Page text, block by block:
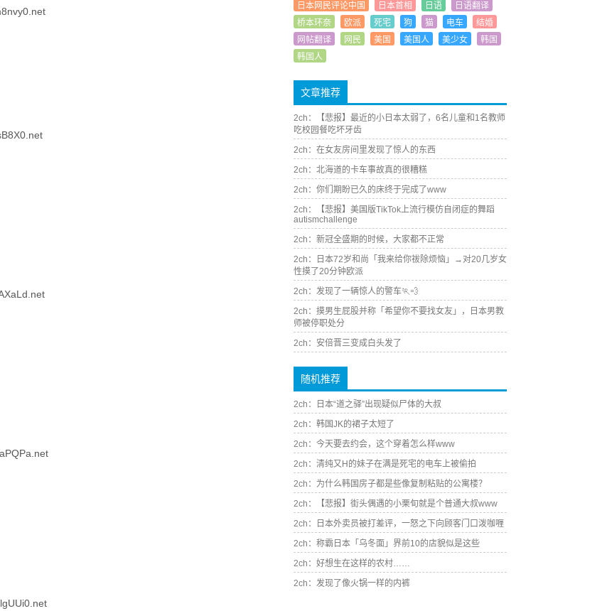
日本网民评论中国
日本首相 日语
日语翻译
桥本环奈
欧派 死宅 狗 猫 电车
结婚
网帖翻译
网民 美国 美国人 美少女
韩国
韩国人
文章推荐
2ch：【悲报】最近的小日本太弱了，6名儿童和1名教师
吃校园餐吃坏牙齿
2ch：在女友房间里发现了惊人的东西
2ch：北海道的卡车事故真的很糟糕
2ch：你们期盼已久的床终于完成了www
2ch：【悲报】美国版TikTok上流行模仿自闭症的舞蹈
autismchallenge
2ch：新冠全盛期的时候，大家都不正常
2ch：日本72岁和尚「我来给你祓除烦恼」→对20几岁女
性摸了20分钟欧派
2ch：发现了一辆惊人的警车🏃💨
2ch：摸男生屁股并称「希望你不要找女友」，日本男教
师被停职处分
2ch：安倍晋三变成白头发了
随机推荐
2ch：日本“道之驿”出现疑似尸体的大叔
2ch：韩国JK的裙子太短了
2ch：今天要去约会，这个穿着怎么样www
2ch：清纯又H的妹子在满是死宅的电车上被偷拍
2ch：为什么韩国房子都是些像复制粘贴的公寓楼？
2ch：【悲报】街头偶遇的小栗旬就是个普通大叔www
2ch：日本外卖员被打差评，一怒之下向顾客门口泼咖喱
2ch：称霸日本「乌冬面」界前10的店貌似是这些
2ch：好想生在这样的农村……
2ch：发现了像火锅一样的内裤